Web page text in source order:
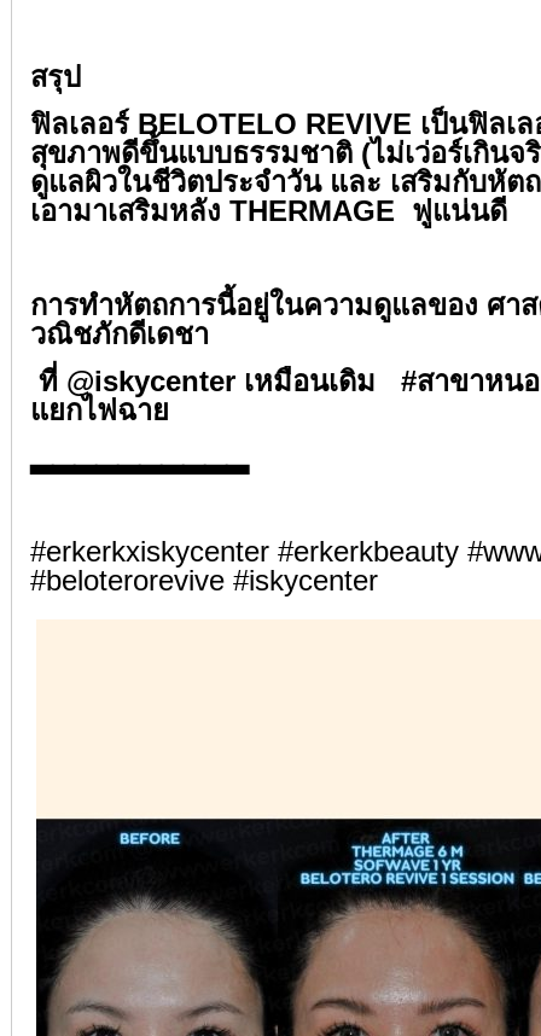
สรุป⁣⁣
ฟิลเลอร์ BELOTELO REVIVE เป็นฟิลเ
สุขภาพดีขึ้นแบบธรรมชาติ (ไม่เว่อร์เกินจ
ดูแลผิวในชีวิตประจำวัน และ เสริมกับหัต
เอามาเสริมหลัง THERMAGE ฟูแน่นดี⁣⁣
การทำหัตถการนี้อยู่ในความดูแลของ ศา
วณิชภักดีเดชา⁣⁣
ที่ @iskycenter เหมือนเดิม #สาขาหน
แยกไฟฉาย
▂▂▂▂▂▂▂▂▂▂⁣⁣
#erkerkxiskycenter #erkerkbeauty
#beloterorevive #iskycenter